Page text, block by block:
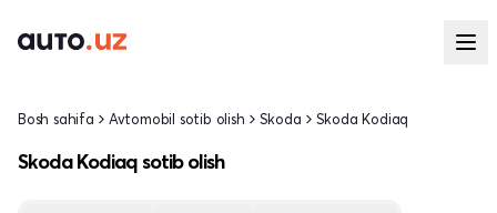
Bosh sahifa Avtomobil sotib olish Skoda Skoda Kodiaq
Skoda Kodiaq sotib olish